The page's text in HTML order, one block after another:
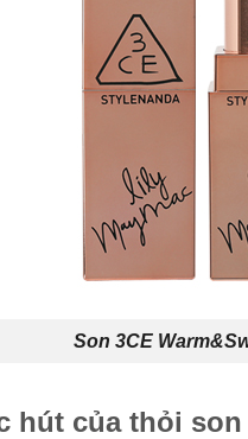
Son 3CE
của thỏi son